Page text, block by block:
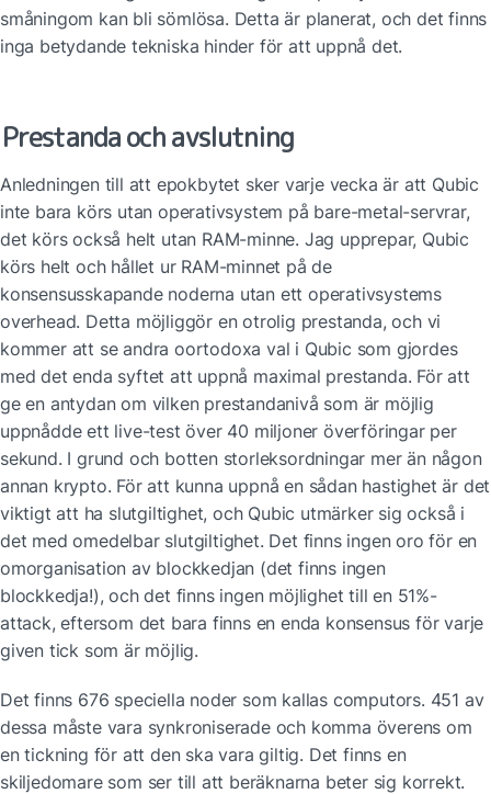
småningom kan bli sömlösa. Detta är planerat, och det finns
inga betydande tekniska hinder för att uppnå det.
Prestanda och avslutning
Anledningen till att epokbytet sker varje vecka är att Qubic
inte bara körs utan operativsystem på bare-metal-servrar,
det körs också helt utan RAM-minne. Jag upprepar, Qubic
körs helt och hållet ur RAM-minnet på de
konsensusskapande noderna utan ett operativsystems
overhead. Detta möjliggör en otrolig prestanda, och vi
kommer att se andra oortodoxa val i Qubic som gjordes
med det enda syftet att uppnå maximal prestanda. För att
ge en antydan om vilken prestandanivå som är möjlig
uppnådde ett live-test över 40 miljoner överföringar per
sekund. I grund och botten storleksordningar mer än någon
annan krypto. För att kunna uppnå en sådan hastighet är det
viktigt att ha slutgiltighet, och Qubic utmärker sig också i
det med omedelbar slutgiltighet. Det finns ingen oro för en
omorganisation av blockkedjan (det finns ingen
blockkedja!), och det finns ingen möjlighet till en 51%-
attack, eftersom det bara finns en enda konsensus för varje
given tick som är möjlig.
Det finns 676 speciella noder som kallas computors. 451 av
dessa måste vara synkroniserade och komma överens om
en tickning för att den ska vara giltig. Det finns en
skiljedomare som ser till att beräknarna beter sig korrekt.